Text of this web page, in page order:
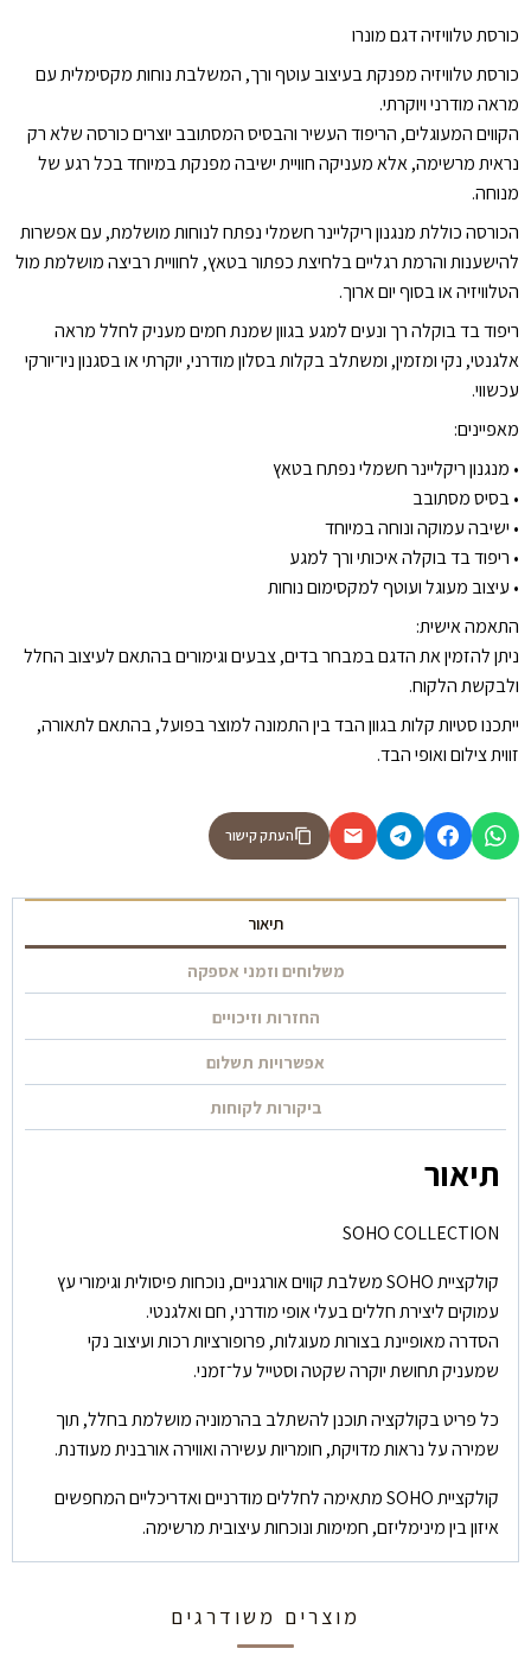
כורסת טלוויזיה דגם מונרו
כורסת טלוויזיה מפנקת בעיצוב עוטף ורך, המשלבת נוחות מקסימלית עם
מראה מודרני ויוקרתי.
הקווים המעוגלים, הריפוד העשיר והבסיס המסתובב יוצרים כורסה שלא רק
נראית מרשימה, אלא מעניקה חוויית ישיבה מפנקת במיוחד בכל רגע של
מנוחה.
הכורסה כוללת מנגנון ריקליינר חשמלי נפתח לנוחות מושלמת, עם אפשרות
להישענות והרמת רגליים בלחיצת כפתור בטאץ, לחוויית רביצה מושלמת מול
הטלוויזיה או בסוף יום ארוך.
ריפוד בד בוקלה רך ונעים למגע בגוון שמנת חמים מעניק לחלל מראה
אלגנטי, נקי ומזמין, ומשתלב בקלות בסלון מודרני, יוקרתי או בסגנון ניו־יורקי
עכשווי.
מאפיינים:
•⁠ ⁠מנגנון ריקליינר חשמלי נפתח בטאץ
•⁠ ⁠בסיס מסתובב
•⁠ ⁠ישיבה עמוקה ונוחה במיוחד
•⁠ ⁠ריפוד בד בוקלה איכותי ורך למגע
•⁠ ⁠עיצוב מעוגל ועוטף למקסימום נוחות
התאמה אישית:
ניתן להזמין את הדגם במבחר בדים, צבעים וגימורים בהתאם לעיצוב החלל
ולבקשת הלקוח.
ייתכנו סטיות קלות בגוון הבד בין התמונה למוצר בפועל, בהתאם לתאורה,
זווית צילום ואופי הבד.
העתק קישור
תיאור
משלוחים וזמני אספקה
החזרות וזיכויים
אפשרויות תשלום
ביקורות לקוחות
תיאור
SOHO COLLECTION
קולקציית SOHO משלבת קווים אורגניים, נוכחות פיסולית וגימורי עץ
עמוקים ליצירת חללים בעלי אופי מודרני, חם ואלגנטי.
הסדרה מאופיינת בצורות מעוגלות, פרופורציות רכות ועיצוב נקי
שמעניק תחושת יוקרה שקטה וסטייל על־זמני.
כל פריט בקולקציה תוכנן להשתלב בהרמוניה מושלמת בחלל, תוך
שמירה על נראות מדויקת, חומריות עשירה ואווירה אורבנית מעודנת.
קולקציית SOHO מתאימה לחללים מודרניים ואדריכליים המחפשים
איזון בין מינימליזם, חמימות ונוכחות עיצובית מרשימה.
מוצרים משודרגים